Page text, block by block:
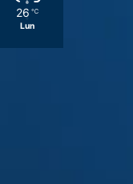
26 ℃
Lun